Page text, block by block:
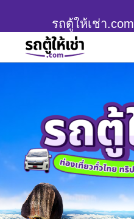
รถตู้ให้เช่า.com